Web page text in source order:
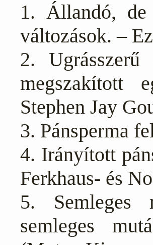
1. Állandó, de
változások. –
2.
megszakított
Stephen Jay
3. Pánsperma
4. Irányított
Ferkhaus- és
5. Semleges
semleges